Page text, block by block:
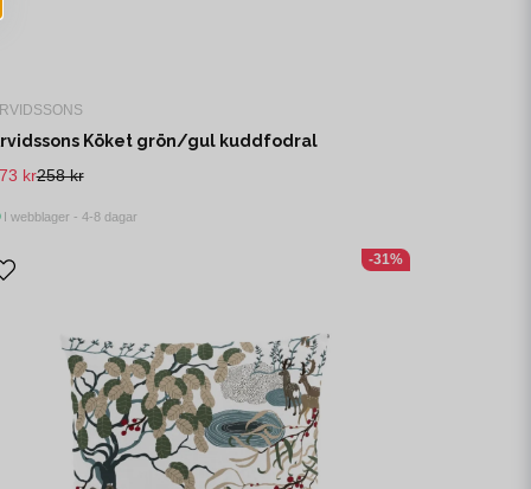
Köket grön/gul kuddfodral
258 kr
kr
I webblager - 4-8 dagar
-31%